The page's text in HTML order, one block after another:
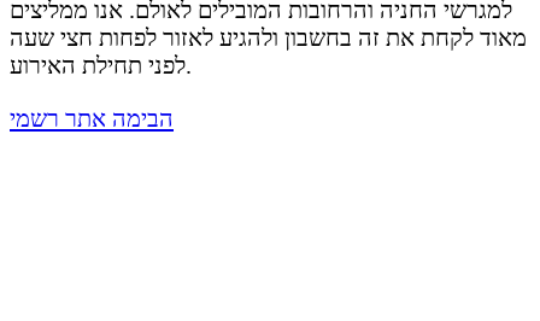
למגרשי החניה והרחובות המובילים לאולם. אנו ממליצים
מאוד לקחת את זה בחשבון ולהגיע לאזור לפחות חצי שעה
לפני תחילת האירוע.
הבימה אתר רשמי